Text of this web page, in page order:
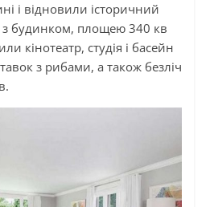
і відновили історичний
з будинком, площею 340 кв
кінотеатр, студія і басейн
з рибами, а також безліч